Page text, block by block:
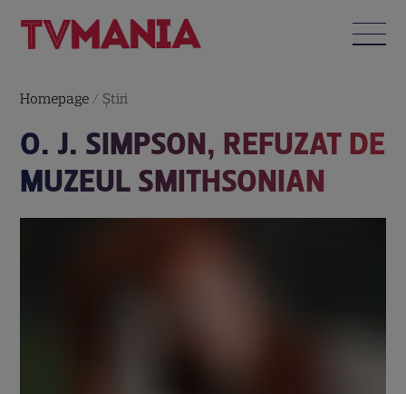
Homepage / Știri
O. J. SIMPSON, REFUZAT DE
MUZEUL SMITHSONIAN